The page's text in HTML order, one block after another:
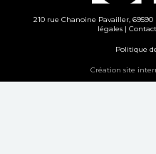
210 rue Chanoine Pavailler,
légales| Contact
Politique
Création site